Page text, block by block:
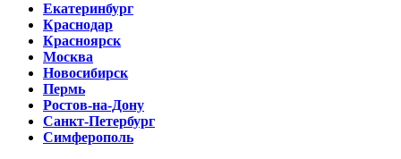
Екатеринбург
Краснодар
Красноярск
Москва
Новосибирск
Пермь
Ростов-на-Дону
Санкт-Петербург
Симферополь